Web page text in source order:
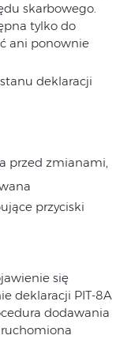
skarbowego.
tylko do
ani ponownie
deklaracji
przed zmianami,
przyciski
się
deklaracji PIT-8A
dodawania